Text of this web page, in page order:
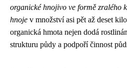
organické hnojivo ve formě zralého
hnoje v množství asi pět až deset
organická hmota nejen dodá
strukturu půdy a podpoří činnost